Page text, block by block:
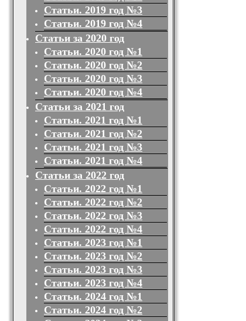
Статьи. 2019 год №3
Статьи. 2019 год №4
Статьи за 2020 год
Статьи. 2020 год №1
Статьи. 2020 год №2
Статьи. 2020 год №3
Статьи. 2020 год №4
Статьи за 2021 год
Статьи. 2021 год №1
Статьи. 2021 год №2
Статьи. 2021 год №3
Статьи. 2021 год №4
Статьи за 2022 год
Статьи. 2022 год №1
Статьи. 2022 год №2
Статьи. 2022 год №3
Статьи. 2022 год №4
Статьи. 2023 год №1
Статьи. 2023 год №2
Статьи. 2023 год №3
Статьи. 2023 год №4
Статьи. 2024 год №1
Статьи. 2024 год №2